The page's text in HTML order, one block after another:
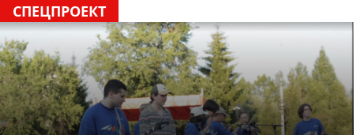
СПЕЦПРОЕКТ